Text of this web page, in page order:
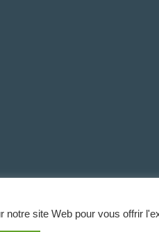
notre site Web pour vous offrir